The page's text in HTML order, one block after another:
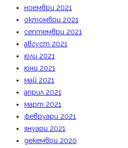
ноември 2021
октомври 2021
септември 2021
август 2021
юли 2021
юни 2021
май 2021
април 2021
март 2021
февруари 2021
януари 2021
декември 2020